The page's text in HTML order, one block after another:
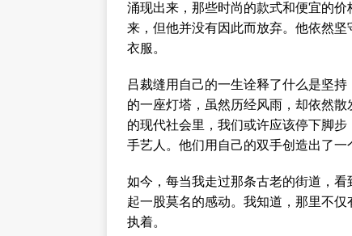
涌现出来，那些时尚的款式和便宜的
来，但他并没有因此而放弃。他依然
衣服。
吕裁缝用自己的一生诠释了什么是坚
的一座灯塔，虽然历经风雨，却依然
的现代社会里，我们或许应该停下脚
手艺人。他们用自己的双手创造出了一
如今，每当我走过那条古老的街道，
起一股莫名的感动。我知道，那里不
执着。